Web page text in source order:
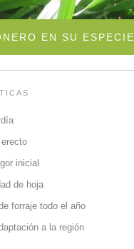
EN SU ESPECIE
inicial
de hoja
forraje todo el año
a la región